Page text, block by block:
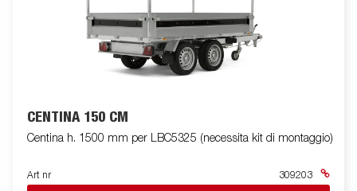
CENTINA 150 CM
Centina h. 1500 mm per LBC5325 (necessita kit di montaggio)
Art nr 309203